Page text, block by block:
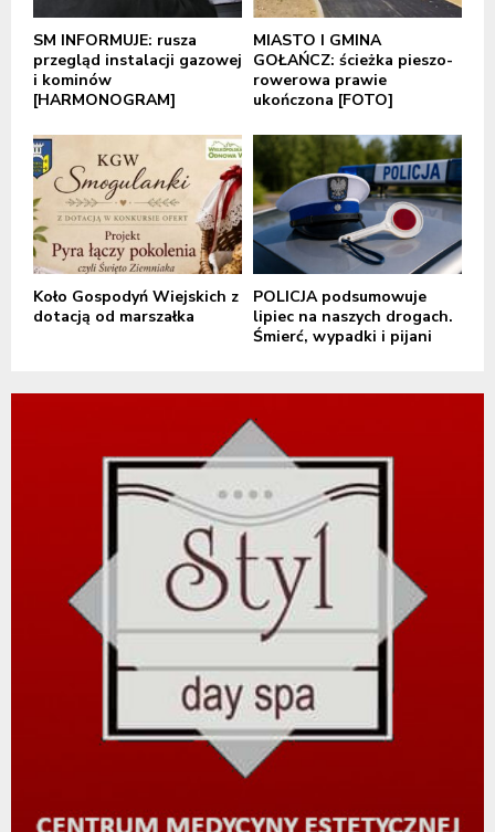
SM INFORMUJE: rusza
przegląd instalacji gazowej
i kominów
[HARMONOGRAM]
MIASTO I GMINA
GOŁAŃCZ: ścieżka pieszo-
rowerowa prawie
ukończona [FOTO]
Koło Gospodyń Wiejskich z
dotacją od marszałka
POLICJA podsumowuje
lipiec na naszych drogach.
Śmierć, wypadki i pijani